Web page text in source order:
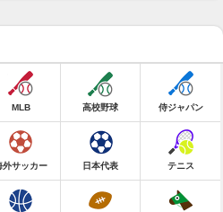
MLB 高校野球 侍ジャパン
外サッカー 日本代表 テニス